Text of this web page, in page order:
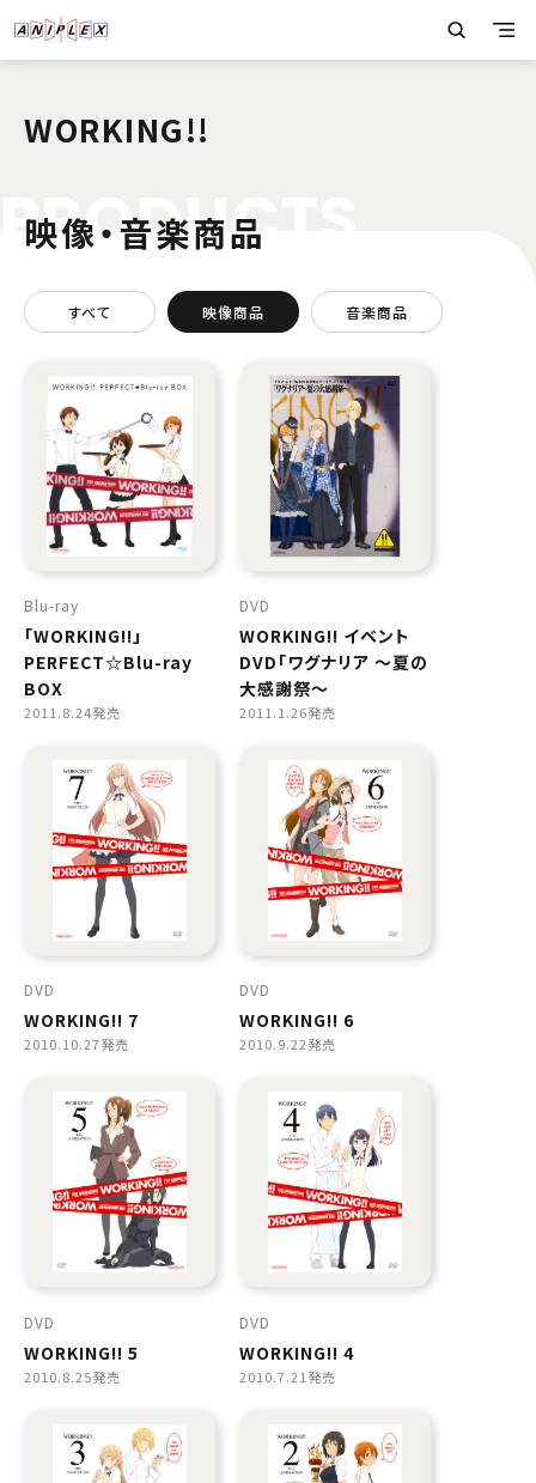
WORKING!!
PRODUC
映像・音楽商品
すべて 映像商品 音楽商品
Blu-ray
「WORKING!!」
PERFECT☆Blu-ray
BOX
2011.8.24発売
DVD
WORKING!! イベント
DVD「ワグナリア 〜夏の
大感謝祭〜
2011.1.26発売
DVD
WORKING!! 7
2010.10.27発売
DVD
WORKING!! 6
2010.9.22発売
DVD
WORKING!! 5
2010.8.25発売
DVD
WORKING!! 4
2010.7.21発売